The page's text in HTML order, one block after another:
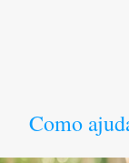
Como